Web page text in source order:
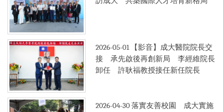
2026-05-01
【影音】成大醫院院長交
接 承先啟後再創新局 李經維院長
卸任 許耿福教授接任新任院長
2026-04-30落實友善校園 成大實施